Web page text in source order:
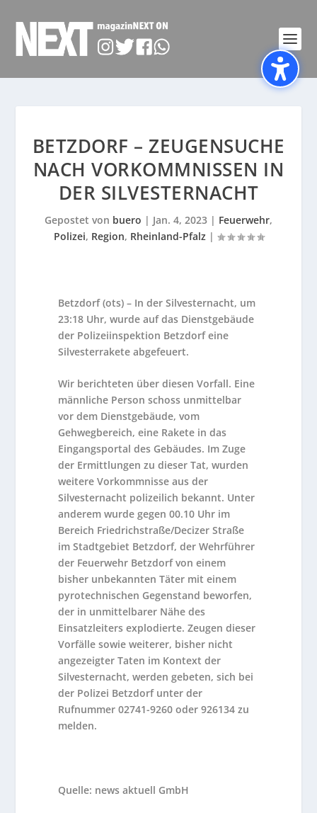
BETZDORF – ZEUGENSUCHE
NACH VORKOMMNISSEN IN
DER SILVESTERNACHT
Gepostet von buero | Jan. 4, 2023 | Feuerwehr,
Polizei, Region, Rheinland-Pfalz|
Betzdorf (ots) – In der Silvesternacht, um
23:18 Uhr, wurde auf das Dienstgebäude
der Polizeiinspektion Betzdorf eine
Silvesterrakete abgefeuert.
Wir berichteten über diesen Vorfall. Eine
männliche Person schoss unmittelbar
vor dem Dienstgebäude, vom
Gehwegbereich, eine Rakete in das
Eingangsportal des Gebäudes. Im Zuge
der Ermittlungen zu dieser Tat, wurden
weitere Vorkommnisse aus der
Silvesternacht polizeilich bekannt. Unter
anderem wurde gegen 00.10 Uhr im
Bereich Friedrichstraße/Decizer Straße
im Stadtgebiet Betzdorf, der Wehrführer
der Feuerwehr Betzdorf von einem
bisher unbekannten Täter mit einem
pyrotechnischen Gegenstand beworfen,
der in unmittelbarer Nähe des
Einsatzleiters explodierte. Zeugen dieser
Vorfälle sowie weiterer, bisher nicht
angezeigter Taten im Kontext der
Silvesternacht, werden gebeten, sich bei
der Polizei Betzdorf unter der
Rufnummer 02741-9260 oder 926134 zu
melden.
Quelle: news aktuell GmbH